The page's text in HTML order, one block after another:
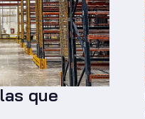
que